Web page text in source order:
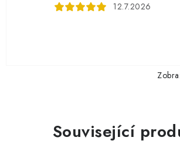
12.7.2026
Související